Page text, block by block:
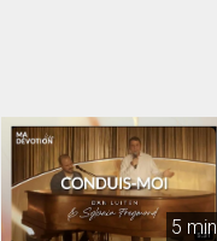
5 min